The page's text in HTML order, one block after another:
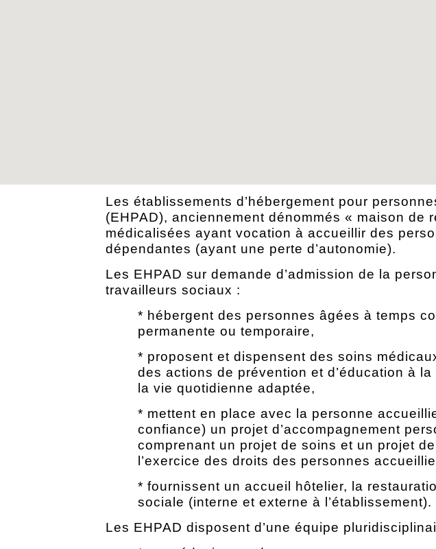
Les établissements d’hébergement pour
(EHPAD), anciennement dénommés « maison de
médicalisées ayant vocation à accueillir des
dépendantes (ayant une perte d’autonomie).
Les EHPAD sur demande d’admission de la
travailleurs sociaux :
* hébergent des personnes âgées à temps
permanente ou temporaire,
* proposent et dispensent des soins
des actions de prévention et d’éducation à
la vie quotidienne adaptée,
* mettent en place avec la personne
confiance) un projet d’accompagnement
comprenant un projet de soins et un projet
l’exercice des droits des personnes
* fournissent un accueil hôtelier, la
sociale (interne et externe à l’établissement).
Les EHPAD disposent d’une équipe